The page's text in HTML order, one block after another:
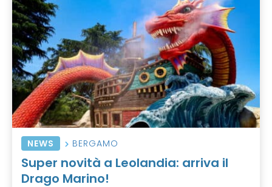
NEWS BERGAMO
Super novità a Leolandia: arriva il
Drago Marino!